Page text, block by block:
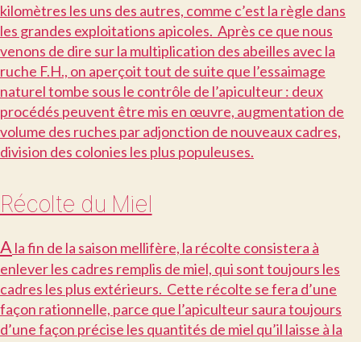
kilomètres les uns des autres, comme c’est la règle dans
les grandes exploitations apicoles. Après ce que nous
venons de dire sur la multiplication des abeilles avec la
ruche F.H., on aperçoit tout de suite que l’essaimage
naturel tombe sous le contrôle de l’apiculteur : deux
procédés peuvent être mis en œuvre, augmentation de
volume des ruches par adjonction de nouveaux cadres,
division des colonies les plus populeuses.
Récolte du Miel
A la fin de la saison mellifère, la récolte consistera à
enlever les cadres remplis de miel, qui sont toujours les
cadres les plus extérieurs. Cette récolte se fera d’une
façon rationnelle, parce que l’apiculteur saura toujours
d’une façon précise les quantités de miel qu’il laisse à la